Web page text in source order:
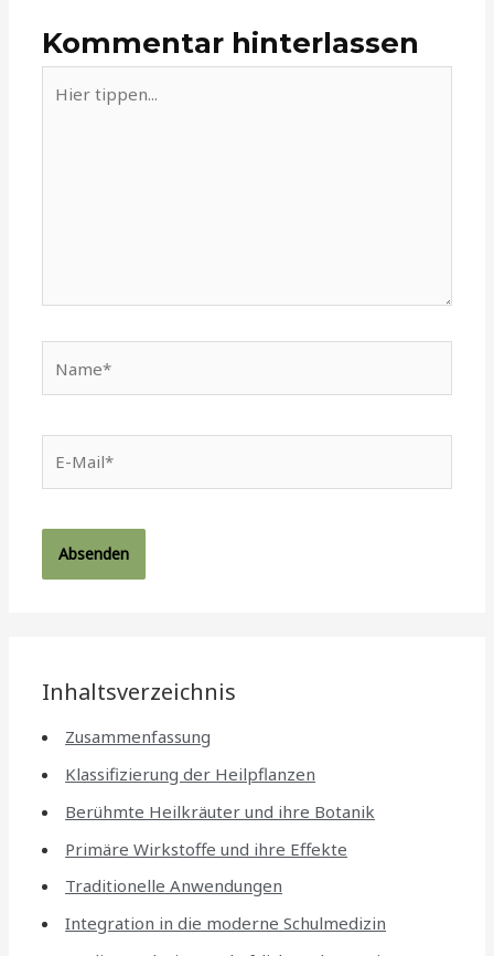
Kommentar hinterlassen
tippen...
Mail*
Inhaltsverzeichnis
Zusammenfassung
Klassifizierung der Heilpflanzen
Berühmte Heilkräuter und ihre Botanik
Primäre Wirkstoffe und ihre Effekte
Traditionelle Anwendungen
Integration in die moderne Schulmedizin